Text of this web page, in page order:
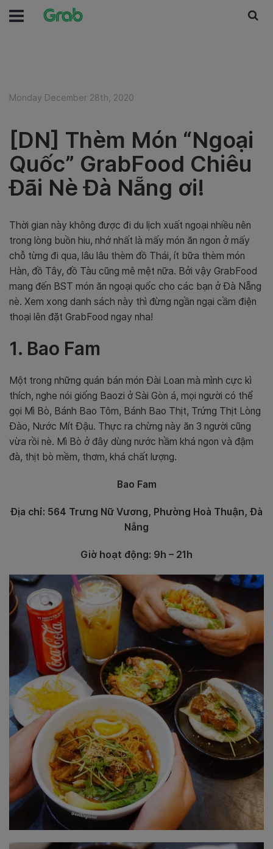
Monday December 28th, 2020
[DN] Thèm Món “Ngoại
Quốc” GrabFood Chiêu
Đãi Nè Đà Nẵng ơi!
Thời gian này không được đi du lịch xuất ngoại nhiều nên
trong lòng buồn hiu, nhớ nhất là mấy món ăn ngon ở mấy
chỗ từng đi qua, lâu lâu thèm đồ Thái, ít bữa thèm món
Hàn, đồ Tây, đồ Tàu cũng mê mệt nữa. Bởi vậy GrabFood
mang đến BST món ăn ngoại quốc cho các bạn ở Đà Nẵng
nè. Xem xong danh sách này thì đừng ngần ngại cầm điện
thoại lên đặt GrabFood ngay nha!
1. Bao Fam
Một trong những quán bán món Đài Loan mà mình cực kì
thích, nghe nói giống Baozi ở Sài Gòn á, mọi người có thể
gọi Mì Bò, Bánh Bao Tôm, Bánh Bao Thịt, Trứng Thịt Lòng
Đào, Nước Mít Đậu. Thực ra chừng này ăn 3 người cũng
vừa rồi nè. Mì Bò ở đây dùng nước hầm khá ngon và đậm
đà, thịt bò mềm, thơm, khá chất lượng.
Bao Fam
Địa chỉ: 564 Trưng Nữ Vương, Phường Hoà Thuận, Đà
Nẵng
Giờ hoạt động: 9h – 21h